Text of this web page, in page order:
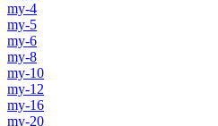
my-4
my-5
my-6
my-8
my-10
my-12
my-16
my-20